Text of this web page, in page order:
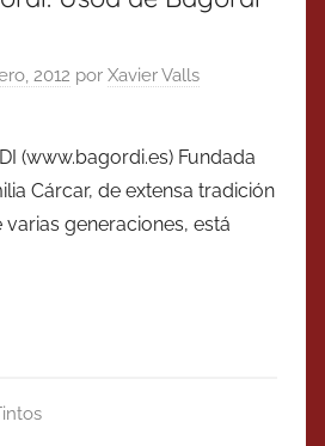
2012 por Xavier Valls
(www.bagordi.es) Fundada
Cárcar, de extensa tradición
generaciones, está